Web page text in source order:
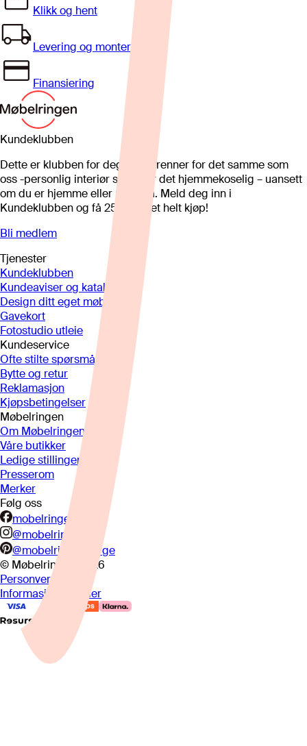
Klikk og hent
Levering og montering
Finansiering
Kundeklubben
Dette er klubben for deg som brenner for det samme som
oss -personlig interiør som gjør det hjemmekoselig – uansett
om du er hjemme eller på hytta. Meld deg inn i
Kundeklubben og få 25%* på et helt kjøp!
Bli medlem
Tjenester
Kundeklubben
Kundeaviser og kataloger
Design ditt eget møbel
Gavekort
Fotostudio utleie
Kundeservice
Ofte stilte spørsmål
Bytte og retur
Reklamasjon
Kjøpsbetingelser
Møbelringen
Om Møbelringen
Våre butikker
Ledige stillinger
Presserom
Merker
Følg oss
mobelringen.no
@mobelringen
@mobelringennorge
© Møbelringen
2026
Personvern
Informasjonskapsler